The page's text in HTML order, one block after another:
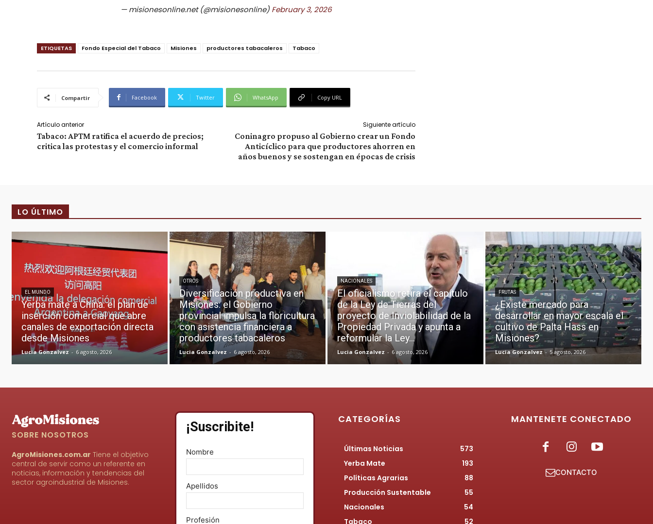
— misionesonline.net (@misionesonline) February 3, 2026
ETIQUETAS Fondo Especial del Tabaco Misiones productores tabacaleros Tabaco
Compartir Facebook Twitter WhatsApp Copy URL
Artículo anterior
Tabaco: APTM ratifica el acuerdo de precios;
critica las protestas y el comercio informal
Siguiente artículo
Coninagro propuso al Gobierno crear un Fondo
Anticíclico para que productores ahorren en
años buenos y se sostengan en épocas de crisis
LO ÚLTIMO
EL MUNDO
Yerba mate a China: el plan de
inserción comercial que abre
canales de exportación directa
desde Misiones
Lucia Gonzalvez - 6 agosto, 2026
OTROS
Diversificación productiva en
Misiones: el Gobierno
provincial impulsa la floricultura
con asistencia financiera a
productores tabacaleros
Lucia Gonzalvez - 6 agosto, 2026
NACIONALES
El oficialismo retira el capítulo
de la Ley de Tierras del
proyecto de Inviolabilidad de la
Propiedad Privada y apunta a
reformular la Ley...
Lucia Gonzalvez - 6 agosto, 2026
FRUTAS
¿Existe mercado para
desarrollar en mayor escala el
cultivo de Palta Hass en
Misiones?
Lucia Gonzalvez - 5 agosto, 2026
SOBRE NOSOTROS
AgroMisiones.com.ar Tiene el objetivo
central de servir como un referente en
noticias, información y tendencias del
sector agroindustrial de Misiones.
¡Suscribite!
Nombre
Apellidos
Profesión
CATEGORÍAS
Últimas Noticias
573
Yerba Mate
193
Políticas Agrarias
88
Producción Sustentable
55
Nacionales
54
Tabaco
52
MANTENETE CONECTADO
CONTACTO